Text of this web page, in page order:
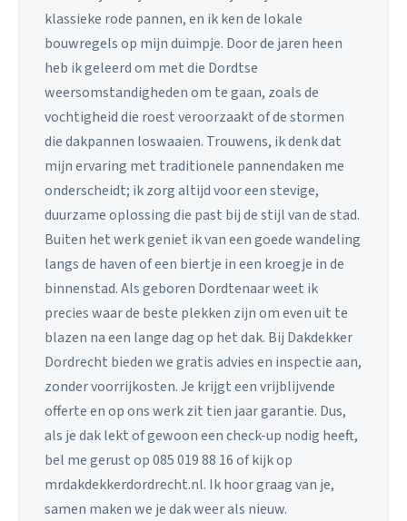
klassieke rode pannen, en ik ken de lokale
bouwregels op mijn duimpje. Door de jaren heen
heb ik geleerd om met die Dordtse
weersomstandigheden om te gaan, zoals de
vochtigheid die roest veroorzaakt of de stormen
die dakpannen loswaaien. Trouwens, ik denk dat
mijn ervaring met traditionele pannendaken me
onderscheidt; ik zorg altijd voor een stevige,
duurzame oplossing die past bij de stijl van de stad.
Buiten het werk geniet ik van een goede wandeling
langs de haven of een biertje in een kroegje in de
binnenstad. Als geboren Dordtenaar weet ik
precies waar de beste plekken zijn om even uit te
blazen na een lange dag op het dak. Bij Dakdekker
Dordrecht bieden we gratis advies en inspectie aan,
zonder voorrijkosten. Je krijgt een vrijblijvende
offerte en op ons werk zit tien jaar garantie. Dus,
als je dak lekt of gewoon een check-up nodig heeft,
bel me gerust op 085 019 88 16 of kijk op
mrdakdekkerdordrecht.nl. Ik hoor graag van je,
samen maken we je dak weer als nieuw.